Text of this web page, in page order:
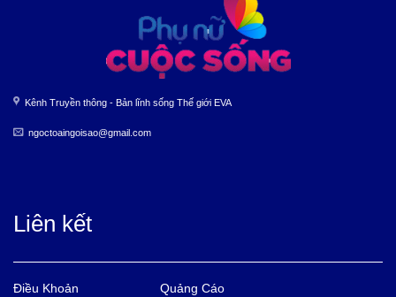
Kênh Truyền thông - Bản lĩnh sống Thế giới EVA
ngoctoaingoisao@gmail.com
Liên kết
Điều Khoản Quảng Cáo